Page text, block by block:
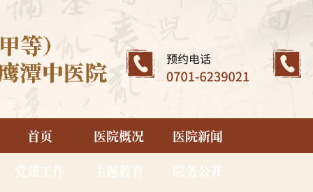
首页 医院概况
医院新闻
党建工作
主题教育
院务公开